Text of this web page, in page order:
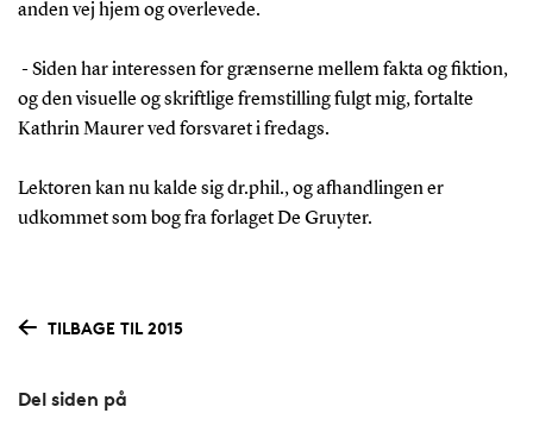
anden vej hjem og overlevede.
- Siden har interessen for grænserne mellem fakta og fiktion,
og den visuelle og skriftlige fremstilling fulgt mig, fortalte
Kathrin Maurer ved forsvaret i fredags.
Lektoren kan nu kalde sig dr.phil., og afhandlingen er
udkommet som bog fra forlaget De Gruyter.
TILBAGE TIL 2015
Del siden på